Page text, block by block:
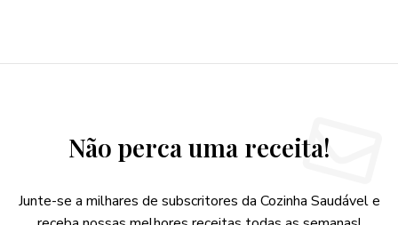
Não perca uma receita!
Junte-se a milhares de subscritores da Cozinha Saudável e